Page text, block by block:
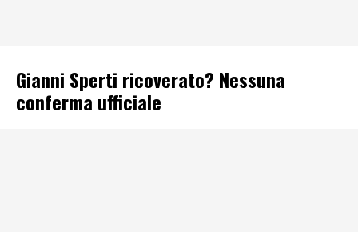
Gianni Sperti ricoverato? Nessuna
conferma ufficiale